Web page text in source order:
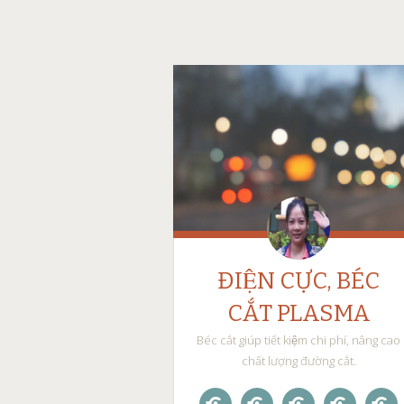
ĐIỆN CỰC, BÉC
CẮT PLASMA
Béc cắt giúp tiết kiệm chi phí, nâng cao
chất lượng đường cắt.